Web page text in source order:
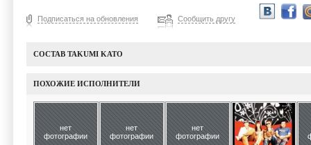
Подписаться на обновления Сообщить другу
СОСТАВ TAKUMI KATO
ПОХОЖИЕ ИСПОЛНИТЕЛИ
нет
фотографии
нет
фотографии
нет
фотографии